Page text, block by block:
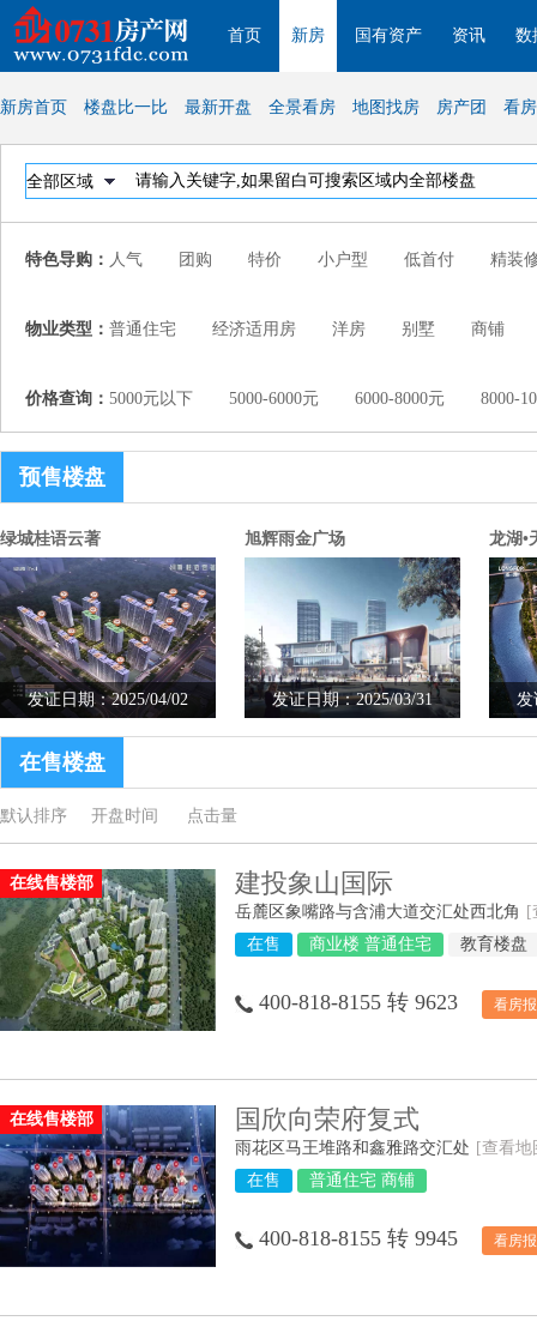
首页 新房 国有资产 资讯 数
新房首页 楼盘比一比 最新开盘 全景看房 地图找房 房产团 看
特色导购： 人气 团购 特价 小户型 低首付 精装
物业类型： 普通住宅 经济适用房 洋房 别墅 商铺
价格查询： 5000元以下 5000-6000元 6000-8000元
预售楼盘
绿城桂语云著
发证日期：2025/04/02
旭辉雨金广场
发证日期：2025/03/31
龙湖•
发
在售楼盘
默认排序 开盘时间 点击量
在线售楼部 建投象山国际
岳麓区象嘴路与含浦大道交汇处西北角 [
在售
商业楼 普通住宅 教育楼盘
400-818-8155 转 9623 看房
在线售楼部 国欣向荣府复式
雨花区马王堆路和鑫雅路交汇处 [查看地
在售
普通住宅 商铺
400-818-8155 转 9945 看房